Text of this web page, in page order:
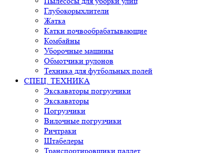
Глубокорыхлители
Жатка
Катки почвообрабатывающие
Комбайны
Уборочные машины
Обмотчики рулонов
Техника для футбольных полей
СПЕЦ. ТЕХНИКА
Экскаваторы погрузчики
Экскаваторы
Погрузчики
Вилочные погрузчики
Ричтраки
Штабелеры
Транспортировщики паллет